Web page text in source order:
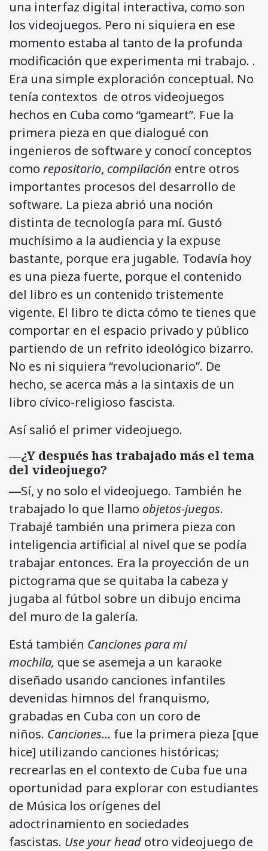
una interfaz digital interactiva, como son
los videojuegos. Pero ni siquiera en ese
momento estaba al tanto de la profunda
modificación que experimenta mi trabajo. .
Era una simple exploración conceptual. No
tenía contextos de otros videojuegos
hechos en Cuba como “gameart”. Fue la
primera pieza en que dialogué con
ingenieros de software y conocí conceptos
como repositorio, compilación entre otros
importantes procesos del desarrollo de
software. La pieza abrió una noción
distinta de tecnología para mí. Gustó
muchísimo a la audiencia y la expuse
bastante, porque era jugable. Todavía hoy
es una pieza fuerte, porque el contenido
del libro es un contenido tristemente
vigente. El libro te dicta cómo te tienes que
comportar en el espacio privado y público
partiendo de un refrito ideológico bizarro.
No es ni siquiera “revolucionario”. De
hecho, se acerca más a la sintaxis de un
libro cívico-religioso fascista.
Así salió el primer videojuego.
―¿Y después has trabajado más el tema
del videojuego?
―Sí, y no solo el videojuego. También he
trabajado lo que llamo objetos-juegos.
Trabajé también una primera pieza con
inteligencia artificial al nivel que se podía
trabajar entonces. Era la proyección de un
pictograma que se quitaba la cabeza y
jugaba al fútbol sobre un dibujo encima
del muro de la galería.
Está también Canciones para mi
mochila, que se asemeja a un karaoke
diseñado usando canciones infantiles
devenidas himnos del franquismo,
grabadas en Cuba con un coro de
niños. Canciones… fue la primera pieza [que
hice] utilizando canciones históricas;
recrearlas en el contexto de Cuba fue una
oportunidad para explorar con estudiantes
de Música los orígenes del
adoctrinamiento en sociedades
fascistas. Use your head otro videojuego de